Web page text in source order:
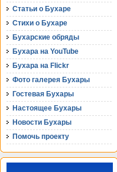
Статьи о Бухаре
Стихи о Бухаре
Бухарские обряды
Бухара на YouTube
Бухара на Flickr
Фото галерея Бухары
Гостевая Бухары
Настоящее Бухары
Новости Бухары
Помочь проекту